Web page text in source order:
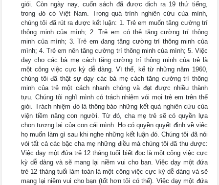
giói. Còn ngày nay, cuốn sách đã được dịch ra 19 thứ tiếng,
trong đó có Việt Nam. Trong quá trình nghiên cứu của mình,
chúng tôi đã rút ra được kết luận: 1. Trẻ em muốn tăng cường trí
thông minh của mình; 2. Trẻ em có thê tăng cường trí thông
minh của mình; 3. Trẻ em đang tăng cường trí thông minh của
mình; 4. Trẻ em nên tăng cường trí thông minh của mình; 5. Việc
dạy cho các bà mẹ cách tăng cường trí thông minh của trẻ là
một công việc cực kỳ dễ dàng. Vì thế, kể từ những năm 1960,
chúng tôi đã thật sự dạy các bà mẹ cách tăng cường trí thông
minh của trẻ một cách nhanh chóng và đạt được nhiều thành
tựu. Chúng tôi nghĩ mình có trách nhiệm vói mọi trẻ em trên thế
giói. Trách nhiệm đó là thông báo những kết quả nghiên cứu của
viện tiềm năng con người. Từ đó, cha mẹ trẻ sẽ có quyền lựa
chọn tương lai của con cái mình. Họ có quyền quyết định về việc
họ muốn làm gì sau khi nghe những kết luận đó. Chúng tôi đã nói
vói tất cả các bậc cha mẹ những điều mà chúng tôi đã thu được:
Việc dạy một đứa trẻ 12 tháng tuổi biết đọc là một công việc cực
kỳ dễ dàng và sẽ mang lại niềm vui cho bạn. Việc dạy một đứa
trẻ 12 tháng tuổi làm toán là một công việc cực kỳ dễ dàng và sẽ
mang lại niềm vui cho bạn (tốt hơn tôi có thể). Việc dạy một đứa